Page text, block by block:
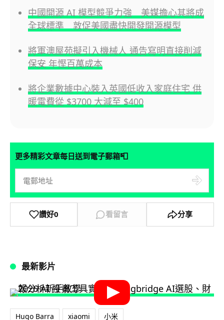
中國開源 AI 模型競爭力強 美媒擔心其將成
全球標準 敦促美國盡快開發開源模型
將軍澳屋苑擬引入機械人 通告寫明直接削減
保安 年慳百萬成本
將企業數據中心裝入英國低收入家庭住宅 供
暖電費從 $3700 大減至 $400
更多精彩文章每日送到電子郵箱📮
讚好0 看留言 分享
最新影片
Hugo Barra xiaomi 小米